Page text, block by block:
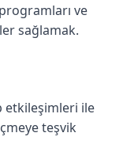
ve
sağlamak.
etkileşimleri ile
teşvik